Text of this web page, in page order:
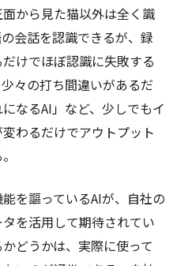
面から見た猫以外は全く識
会話を認識できるが、録
けでほぼ認識に失敗する
々の打ち間違いがあるだ
なるAI」など、少しでもイ
わるだけでアウトプット
を謳っているAIが、自社の
を活用して期待されてい
どうかは、実際に使って